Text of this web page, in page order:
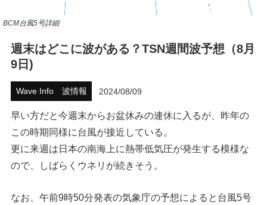
BCM台風5号詳細
週末はどこに波がある？TSN週間波予想（8月
9日)
Wave Info 波情報 2024/08/09
早い方だと今週末からお盆休みの連休に入るが、昨年の
この時期同様に台風が接近している。
更に来週は日本の南海上に熱帯低気圧が発生する模様な
ので、しばらくウネリが続きそう。
なお、午前9時50分発表の気象庁の予想によると台風5号
FOLLOW US ON